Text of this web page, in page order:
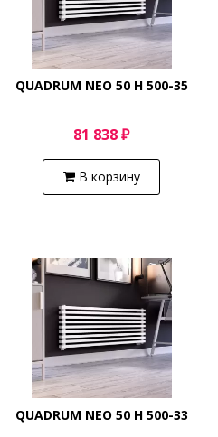
QUADRUM NEO 50 H 500-35
81 838 ₽
В корзину
QUADRUM NEO 50 H 500-33